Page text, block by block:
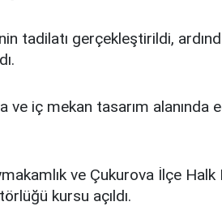
tadilatı gerçekleştirildi,
ve iç mekan tasarım alanında
ve Çukurova İlçe Halk
kursu açıldı.